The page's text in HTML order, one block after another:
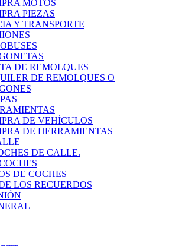
MOTOS
PIEZAS
Y TRANSPORTE
DE REMOLQUES
DE REMOLQUES O
DE VEHÍCULOS
DE HERRAMIENTAS
DE CALLE.
DE COCHES
LOS RECUERDOS